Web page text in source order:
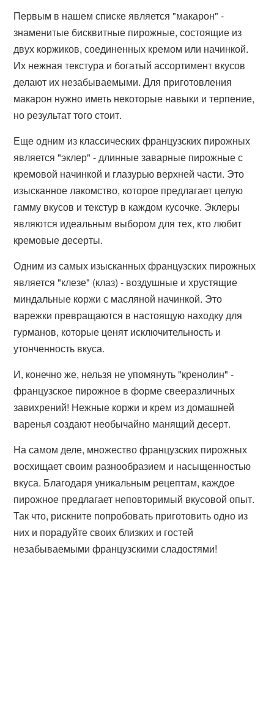
Первым в нашем списке является "макарон" -
знаменитые бисквитные пирожные, состоящие из
двух коржиков, соединенных кремом или начинкой.
Их нежная текстура и богатый ассортимент вкусов
делают их незабываемыми. Для приготовления
макарон нужно иметь некоторые навыки и терпение,
но результат того стоит.
Еще одним из классических французских пирожных
является "эклер" - длинные заварные пирожные с
кремовой начинкой и глазурью верхней части. Это
изысканное лакомство, которое предлагает целую
гамму вкусов и текстур в каждом кусочке. Эклеры
являются идеальным выбором для тех, кто любит
кремовые десерты.
Одним из самых изысканных французских пирожных
является "клезе" (клаз) - воздушные и хрустящие
миндальные коржи с масляной начинкой. Это
варежки превращаются в настоящую находку для
гурманов, которые ценят исключительность и
утонченность вкуса.
И, конечно же, нельзя не упомянуть "кренолин" -
французское пирожное в форме свееразличных
завихрений! Нежные коржи и крем из домашней
варенья создают необычайно манящий десерт.
На самом деле, множество французских пирожных
восхищает своим разнообразием и насыщенностью
вкуса. Благодаря уникальным рецептам, каждое
пирожное предлагает неповторимый вкусовой опыт.
Так что, рискните попробовать приготовить одно из
них и порадуйте своих близких и гостей
незабываемыми французскими сладостями!